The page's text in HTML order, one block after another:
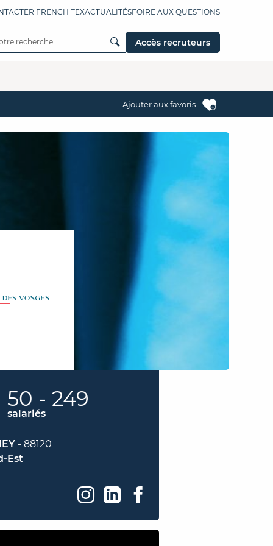
FRENCH TEXACTUALITÉSFOIRE AUX QUESTIONS
Accès recruteurs
Ajouter aux favoris
50 - 249
salariés
- 88120
Est